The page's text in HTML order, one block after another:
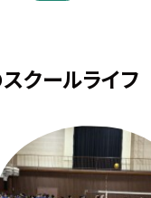
クールライフ